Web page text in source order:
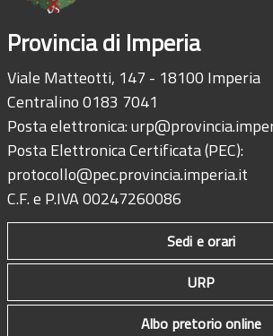
Provincia di Imperia
Viale Matteotti, 147 - 18100 Imperia
Centralino 0183 7041
Posta elettronica:
Posta Elettronica Certificata (PEC):
protocollo@pec.provincia.imperia.it
C.F. e P.IVA 00247260086
Sedi e orari
URP
Albo pretorio online